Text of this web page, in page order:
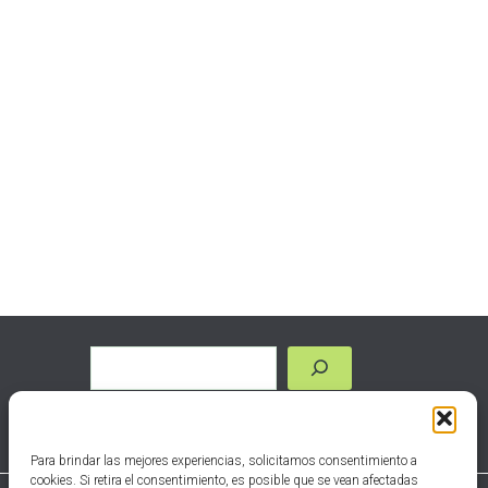
Para brindar las mejores experiencias, solicitamos consentimiento a
cookies. Si retira el consentimiento, es posible que se vean afectadas